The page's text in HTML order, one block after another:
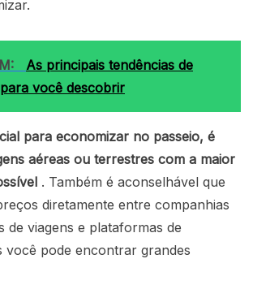
As principais tendências de
você descobrir
para economizar no passeio, é
aéreas ou terrestres com a maior
. Também é aconselhável que
diretamente entre companhias
de viagens e plataformas de
você pode encontrar grandes